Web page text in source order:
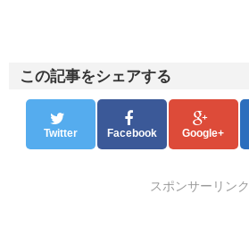
この記事をシェアする
Twitter Facebook Google+
スポンサーリンク